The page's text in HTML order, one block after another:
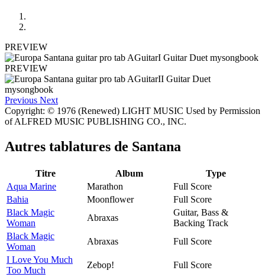
PREVIEW
PREVIEW
Previous Next
Copyright: © 1976 (Renewed) LIGHT MUSIC Used by Permission
of ALFRED MUSIC PUBLISHING CO., INC.
Autres tablatures de Santana
Titre Album
Type
Aqua Marine
Marathon
Full Score
Bahia
Moonflower
Full Score
Black Magic
Woman
Abraxas
Guitar, Bass &
Backing Track
Black Magic
Woman
Abraxas
Full Score
I Love You Much
Too Much
Zebop!
Full Score